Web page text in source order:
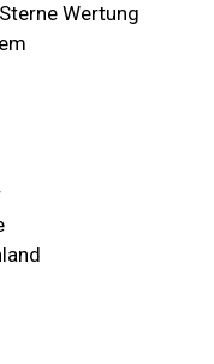
Wertung